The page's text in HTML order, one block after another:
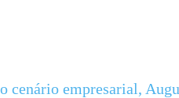
cenário empresarial,